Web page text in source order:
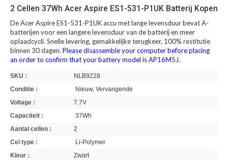
2 Cellen 37Wh Acer Aspire ES1-531-P1UK Batterij Kopen
De Acer Aspire ES1-531-P1UK accu met lange levensduur bevat A-
batterijen voor een langere levensduur van de batterij en meer
oplaadcycli. Snelle levering, gemakkelijke terugkeer, 100% restitutie
binnen 30 dagen. Please disassemble your computer before placing
an order to confirm that your battery model is AP16M5J.
SKU :
NLB9228
Conditie :
Nieuw, Vervangende
Voltage :
7.7V
Capaciteit :
37Wh
Aantal cellen :
2
Cel type :
Li-Polymer
Kleur :
Zwart